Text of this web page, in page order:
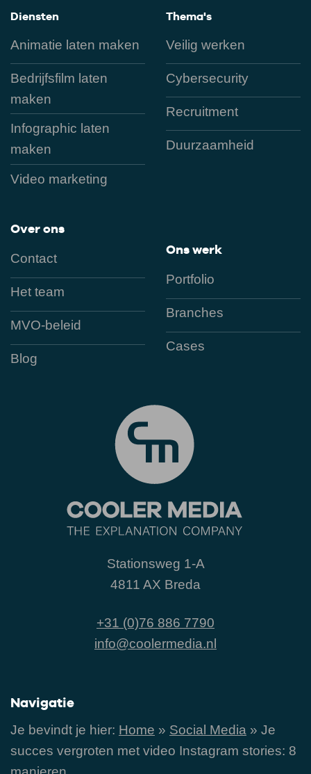
Diensten
Animatie laten maken
Bedrijfsfilm laten
maken
Infographic laten
maken
Video marketing
Over ons
Contact
Het team
MVO-beleid
Blog
Thema's
Veilig werken
Cybersecurity
Recruitment
Duurzaamheid
Ons werk
Portfolio
Branches
Cases
Stationsweg 1-A
4811 AX Breda
+31 (0)76 886 7790
info@coolermedia.nl
Navigatie
Je bevindt je hier: Home » Social Media » Je
succes vergroten met video Instagram stories: 8